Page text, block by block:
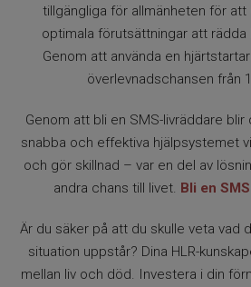
tillgängliga för allmänheten för att
optimala förutsättningar att rädda
Genom att använda en
överlevnadschansen från
Genom att bli en SMS-livräddare
snabba och effektiva hjälpsystemet
och gör skillnad – var en del av
andra chans till livet. Bli en
Är du säker på att du skulle veta vad
situation uppstår? Dina HLR-
mellan liv och död. Investera i din